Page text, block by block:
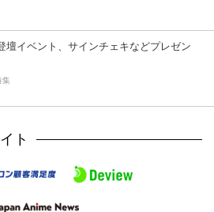
壇イベント、サインチェキなどプレゼン
集
ト